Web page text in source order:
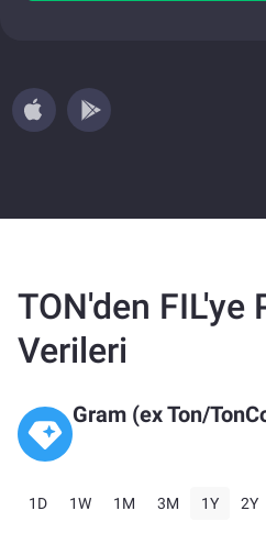
TON'den FIL'ye
Verileri
Gram (ex Ton/
1D 1W 1M 3M 1Y 2Y